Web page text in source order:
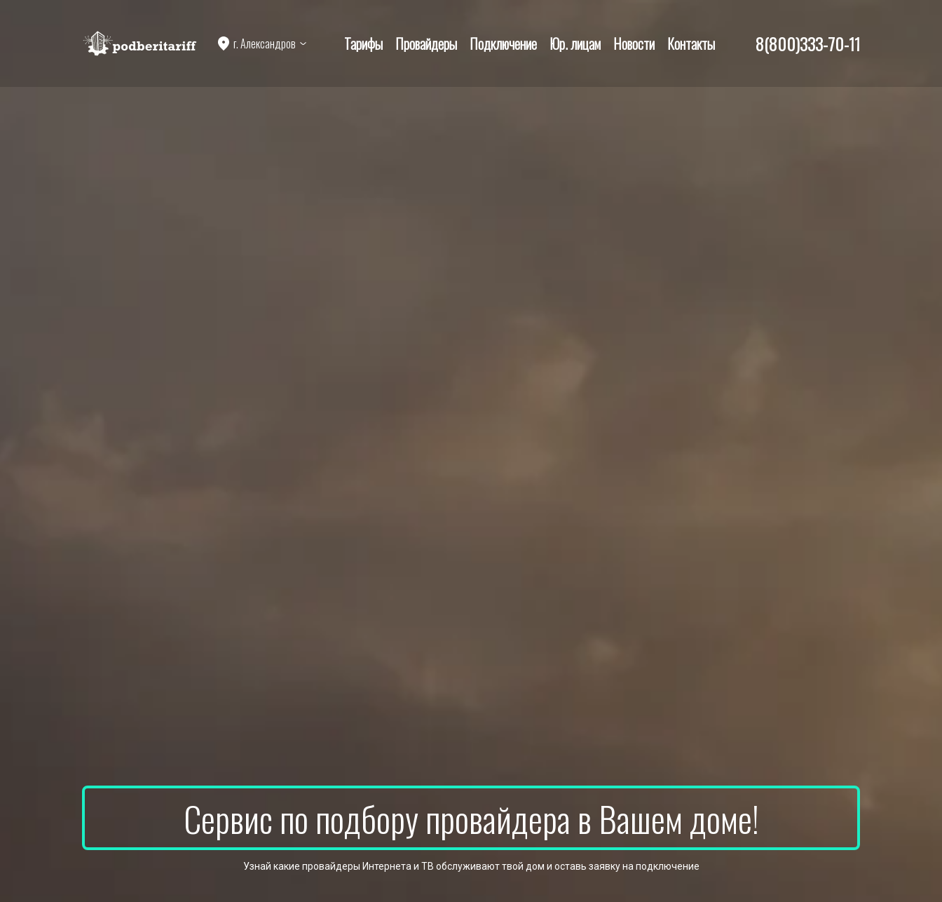
г. Александров Тарифы Провайдеры Подключение Юр. лицам Новости Контакты 8(800)333-70-11
Сервис по подбору провайдера в Вашем доме!
Узнай какие провайдеры Интернета и ТВ обслуживают твой дом и оставь заявку на подключение